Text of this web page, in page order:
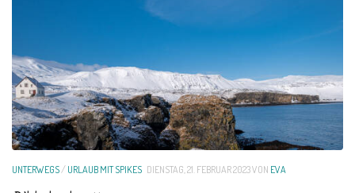
UNTERWEGS/URLAUB MIT SPIKES DIENSTAG, 21. FEBRUAR 2023VON EVA